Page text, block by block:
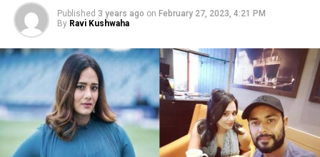
Published 3 years ago on February 27, 2023, 4:21 PM
By Ravi Kushwaha